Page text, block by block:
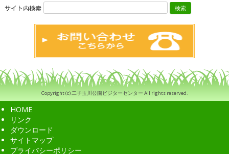
検
索:
Copyright (c) 二子玉川公園ビジターセンター All rights reserved.
HOME
リンク
ダウンロード
サイトマップ
プライバシーポリシー